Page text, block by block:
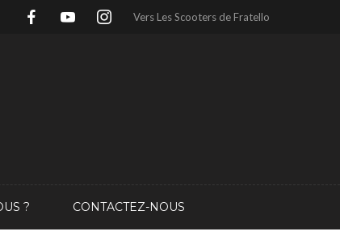
Vers Les Scooters de Fratello
? CONTACTEZ-NOUS